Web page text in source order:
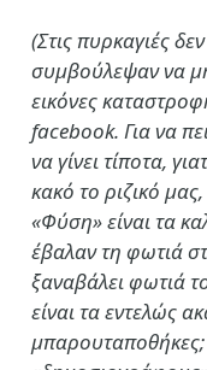
(Στις πυρκαγιές
συμβούλεψαν να
εικόνες
facebook. Για να
να γίνει τίποτα,
κακό το ριζικό
«Φύση» είναι τα
έβαλαν τη φωτιά
ξαναβάλει φωτιά
είναι τα εντελώς
μπαρουταποθήκες;